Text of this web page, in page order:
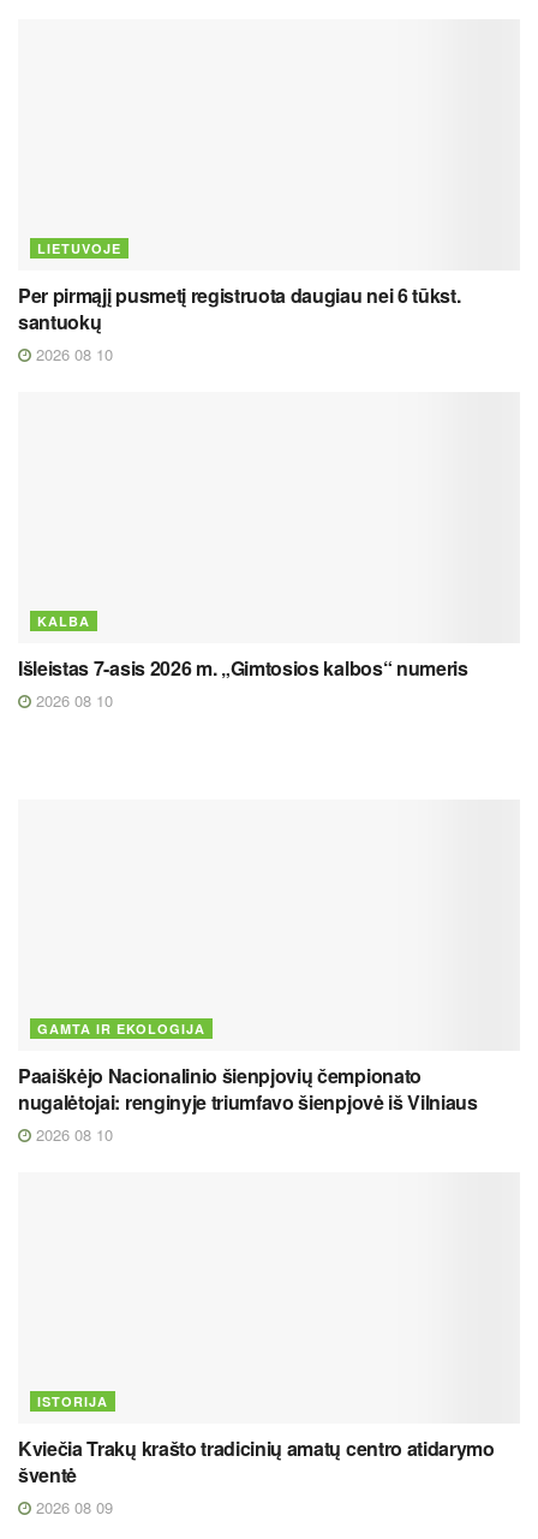
LIETUVOJE
Per pirmąjį pusmetį registruota daugiau nei 6 tūkst.
santuokų
2026 08 10
KALBA
Išleistas 7-asis 2026 m. „Gimtosios kalbos“ numeris
2026 08 10
GAMTA IR EKOLOGIJA
Paaiškėjo Nacionalinio šienpjovių čempionato
nugalėtojai: renginyje triumfavo šienpjovė iš Vilniaus
2026 08 10
ISTORIJA
Kviečia Trakų krašto tradicinių amatų centro atidarymo
šventė
2026 08 09